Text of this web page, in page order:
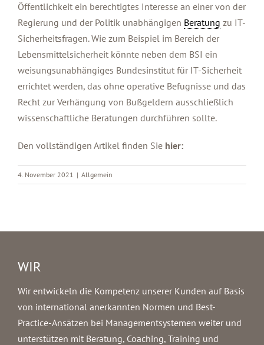
Öffentlichkeit ein berechtigtes Interesse an einer von der
Regierung und der Politik unabhängigen Beratung zu IT-
Sicherheitsfragen. Wie zum Beispiel im Bereich der
Lebensmittelsicherheit könnte neben dem BSI ein
weisungsunabhängiges Bundesinstitut für IT-Sicherheit
errichtet werden, das ohne operative Befugnisse und das
Recht zur Verhängung von Bußgeldern ausschließlich
wissenschaftliche Beratungen durchführen sollte.
Den vollständigen Artikel finden Sie hier:
4. November 2021 | Allgemein
WIR
Wir entwickeln die Kompetenz unserer Kunden auf Basis
von international anerkannten Normen und Best-
Practice-Ansätzen bei Managementsystemen weiter und
unterstützen mit Beratung, Coaching, Training und